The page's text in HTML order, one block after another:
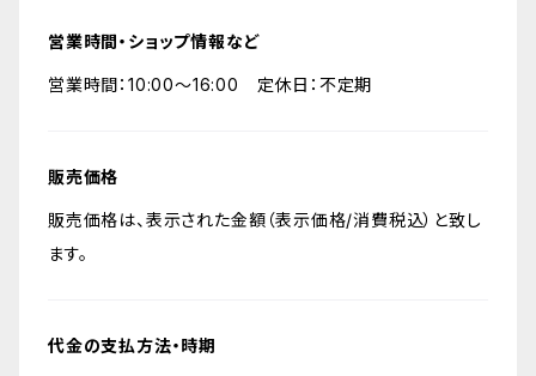
営業時間・ショップ情報など
営業時間：10:00～16:00 定休日：不定期
販売価格
販売価格は、表示された金額（表示価格/消費税込）と致し
ます。
代金の支払方法・時期